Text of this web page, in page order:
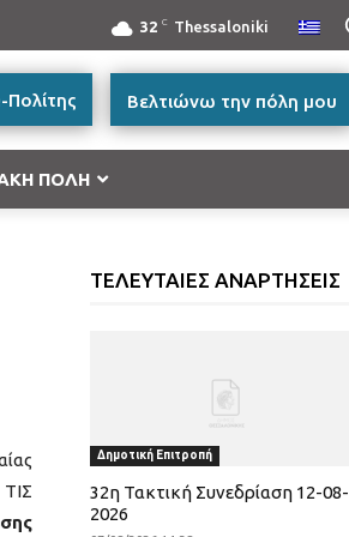
32 C Thessaloniki
Βελτιώνω την πόλη μου
Πολίτης
ΠΟΛΗ
ΤΕΛΕΥΤΑΙΕΣ ΑΝΑΡΤΗΣΕΙΣ
Δημοτική Επιτροπή
32η Τακτική Συνεδρίαση 12-08-
2026